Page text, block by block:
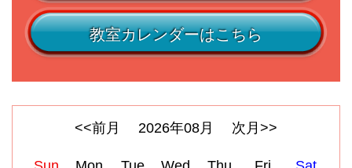
教室カレンダーはこちら
<<前月 2026年08月 次月>>